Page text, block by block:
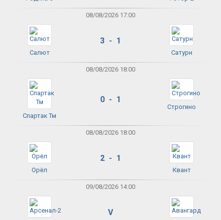
08/08/2026 17:00
Салют
3 - 1
Сатурн
08/08/2026 18:00
Спартак Тм
0 - 1
Строгино
08/08/2026 18:00
Орёл
2 - 1
Квант
09/08/2026 14:00
V